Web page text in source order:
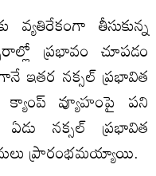
తీసుకున్న
ప్రభావం చూపడం
ఇతర నక్సల్ ప్రభావిత
వ్యూహంపై పని
నక్సల్ ప్రభావిత
ప్రారంభమయ్యాయి.